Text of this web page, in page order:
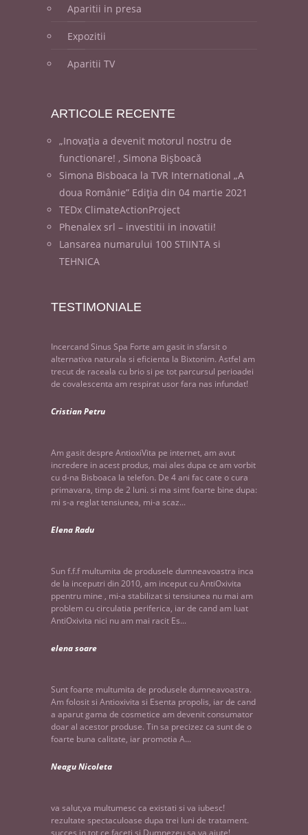
Aparitii in presa
Expozitii
Aparitii TV
ARTICOLE RECENTE
„Inovația a devenit motorul nostru de
functionare! , Simona Bișboacă
Simona Bisboaca la TVR International „A
doua Românie” Ediția din 04 martie 2021
TEDx ClimateActionProject
Phenalex srl – investitii in inovatii!
Lansarea numarului 100 STIINTA si
TEHNICA
TESTIMONIALE
Incercand Sinus Spa Forte am gasit in sfarsit o
alternativa naturala si eficienta la Bixtonim. Astfel am
trecut de raceala cu brio si pe tot parcursul perioadei
de covalescenta am respirat usor fara nas infundat!
Cristian Petru
Am gasit despre AntioxiVita pe internet, am avut
incredere in acest produs, mai ales dupa ce am vorbit
cu d-na Bisboaca la telefon. De 4 ani fac cate o cura
primavara, timp de 2 luni. si ma simt foarte bine dupa:
mi s-a reglat tensiunea, mi-a scaz...
Elena Radu
Sun f.f.f multumita de produsele dumneavoastra inca
de la inceputri din 2010, am inceput cu AntiOxivita
ppentru mine , mi-a stabilizat si tensiunea nu mai am
problem cu circulatia periferica, iar de cand am luat
AntiOxivita nici nu am mai racit Es...
elena soare
Sunt foarte multumita de produsele dumneavoastra.
Am folosit si Antioxivita si Esenta propolis, iar de cand
a aparut gama de cosmetice am devenit consumator
doar al acestor produse. Tin sa precizez ca sunt de o
foarte buna calitate, iar promotia A...
Neagu Nicoleta
va salut,va multumesc ca existati si va iubesc!
rezultate spectaculoase dupa trei luni de tratament.
succes in tot ce faceti si Dumnezeu sa va ajute!